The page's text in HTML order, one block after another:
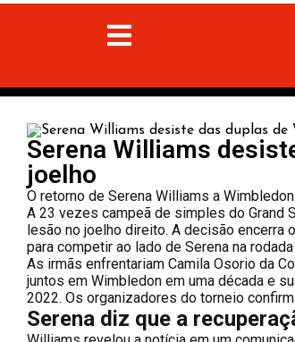
Serena Williams
joelho
O retorno de Serena Williams a
A 23 vezes campeã de simples do Grand
lesão no joelho direito. A decisão encerra
para competir ao lado de Serena na
As irmãs enfrentariam Camila Osorio da
juntos em Wimbledon em uma década e
2022. Os organizadores do torneio
Serena diz que a